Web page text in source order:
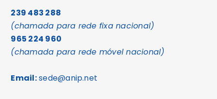
239 483 288
(chamada para rede fixa nacional)
965 224 960
(chamada para rede móvel nacional)
Email:sede@anip.net